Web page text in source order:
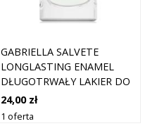
GABRIELLA SALVETE
LONGLASTING ENAMEL
DŁUGOTRWAŁY LAKIER DO
PAZNOKCI Z WYSOKIM
POŁYSKIEM ODCIEŃ 61
24,00 zł
1 oferta